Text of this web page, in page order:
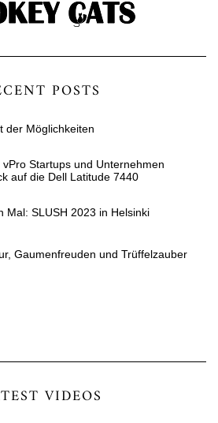
POSTS
der Möglichkeiten
Startups und Unternehmen
auf die Dell Latitude 7440
Mal: SLUSH 2023 in Helsinki
Gaumenfreuden und Trüffelzauber
VIDEOS